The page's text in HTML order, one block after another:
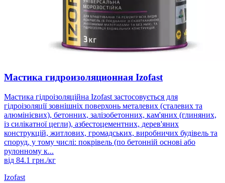
Мастика гидроизоляционная Izofast
Мастика гідроізоляційна Izofast застосовується для
гідроізоляції зовнішніх поверхонь металевих (сталевих та
алюмінієвих), бетонних, залізобетонних, кам'яних (глиняних,
із силікатної цегли), азбестоцементних, дерев'яних
конструкцій, житлових, громадських, виробничих будівель та
споруд, у тому числі: покрівель (по бетонній основі або
рулонному к...
від 84.1 грн./кг
Izofast